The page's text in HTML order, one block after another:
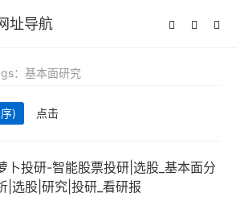
址导航
：基本面研究
) 点击
卜投研-智能股票投研|选股_基本面分
|选股|研究|投研_看研报